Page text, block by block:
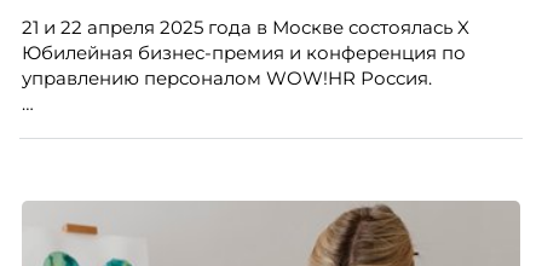
21 и 22 апреля 2025 года в Москве состоялась X
Юбилейная бизнес-премия и конференция по
управлению персоналом WOW!HR Россия.